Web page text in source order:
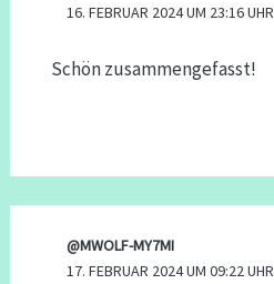
16. FEBRUAR 2024 UM 23:16 UHR
Schön zusammengefasst!
@MWOLF-MY7MI
17. FEBRUAR 2024 UM 09:22 UHR